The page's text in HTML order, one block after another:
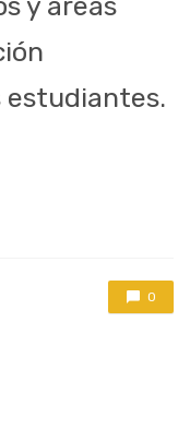
y áreas
estudiantes.
0